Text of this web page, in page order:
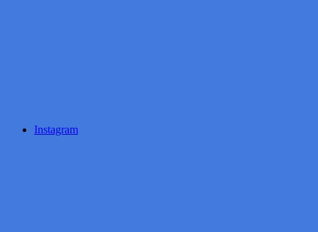
Instagram